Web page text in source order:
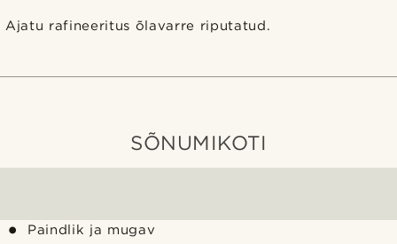
Ajatu rafineeritus õlavarre riputatud.
SÕNUMIKOTI
Paindlik ja mugav